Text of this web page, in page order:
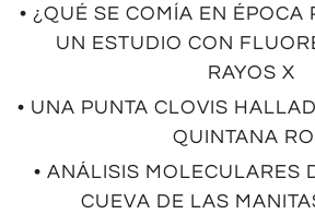
• ¿QUÉ SE COMÍA EN ÉPOCA
UN ESTUDIO CON
RAYOS X
• UNA PUNTA CLOVIS
QUINTANA
• ANÁLISIS MOLECULARES
CUEVA DE LAS